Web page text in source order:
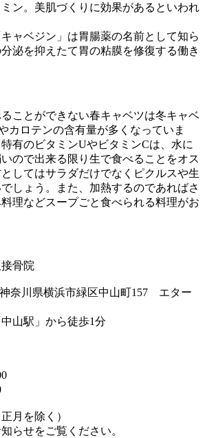
ン。美肌づくりに効果があるといわれ
ャベジン」は胃腸薬の名前として知ら
泌を抑えたて胃の粘膜を修復する働き
ことができない春キャベツは冬キャベ
カロテンの含有量が多くなっていま
有のビタミンUやビタミンCは、水に
ので出来る限り生で食べることをオス
してはサラダだけでなくピクルスや生
しょう。また、加熱するのであればさ
理などスープごと食べられる料理がお
骨院
奈川県横浜市緑区中山町157 エター
山駅」から徒歩1分
月を除く）
をご覧ください。